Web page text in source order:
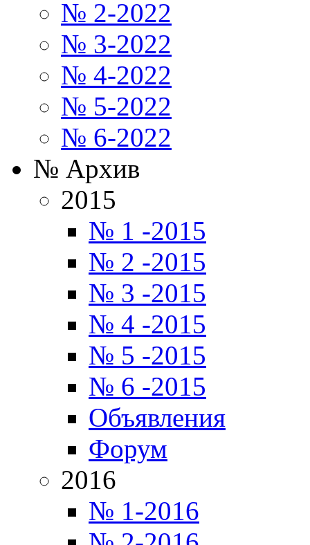
№ 2-2022
№ 3-2022
№ 4-2022
№ 5-2022
№ 6-2022
№ Архив
2015
№ 1 -2015
№ 2 -2015
№ 3 -2015
№ 4 -2015
№ 5 -2015
№ 6 -2015
Объявления
Форум
2016
№ 1-2016